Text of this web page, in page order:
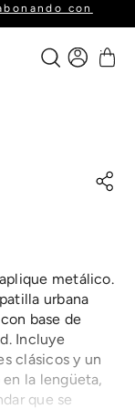
con
metálico.
urbana
base de
Incluye
clásicos y un
la lengüeta,
que se